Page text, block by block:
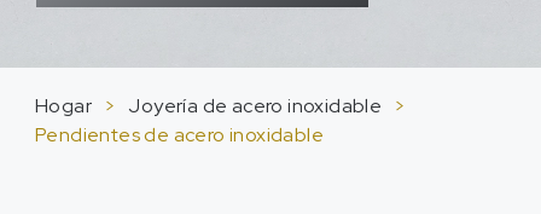
Hogar > Joyería de acero inoxidable
>
Pendientes de acero inoxidable